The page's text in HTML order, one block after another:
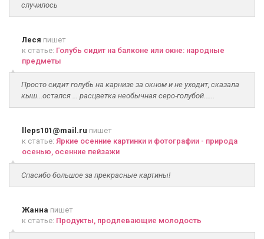
случилось
Леся пишет
к статье: Голубь сидит на балконе или окне: народные
предметы
Просто сидит голубь на карнизе за окном и не уходит, сказала
кыш...остался ... расцветка необычная серо-голубой......
lleps101@mail.ru пишет
к статье: Яркие осенние картинки и фотографии - природа
осенью, осенние пейзажи
Спасибо большое за прекрасные картины!
Жанна пишет
к статье: Продукты, продлевающие молодость